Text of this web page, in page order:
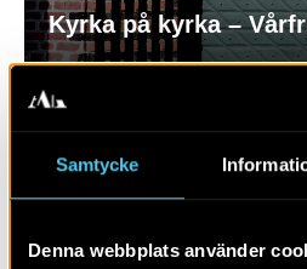
Samtycke
Denna webbplats använder
Kyrka på kyrka –